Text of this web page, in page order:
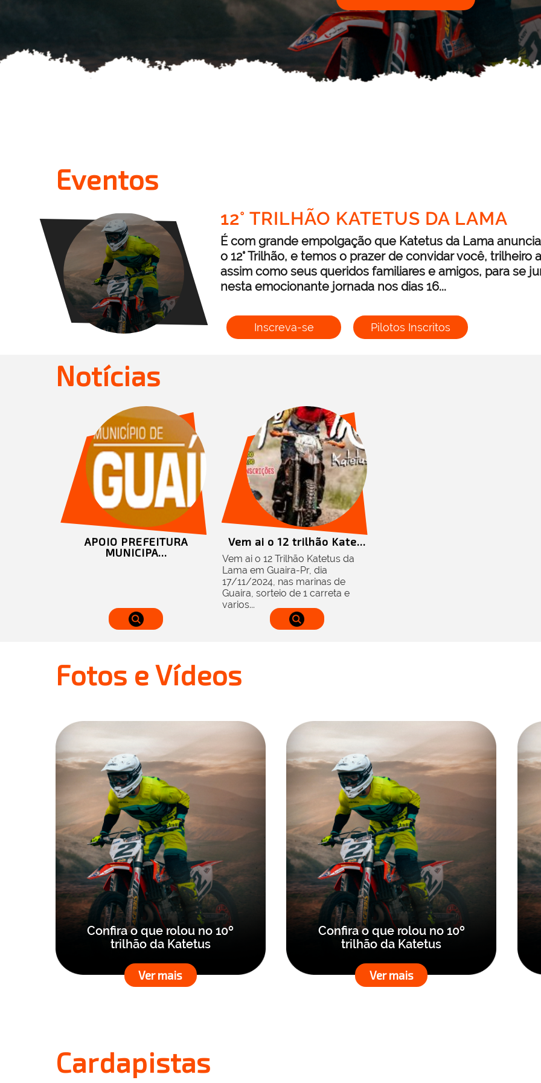
Eventos
12° TRILHÃO KATETUS DA LAMA
É com grande empolgação que Katetus da Lama
o 12° Trilhão, e temos o prazer de convidar você, trilheiro
assim como seus queridos familiares e amigos, para se
nesta emocionante jornada nos dias 16...
Inscreva-se Pilotos Inscritos
Notícias
APOIO PREFEITURA
MUNICIPA...
Vem ai o 12 trilhão Kate...
Vem ai o 12 Trilhão Katetus da
Lama em Guaira-Pr, dia
17/11/2024, nas marinas de
Guaira, sorteio de 1 carreta e
varios...
Fotos e Vídeos
Confira o que rolou no 10º
trilhão da Katetus
Ver mais
Confira o que rolou no 10º
trilhão da Katetus
Ver mais
Cardapistas